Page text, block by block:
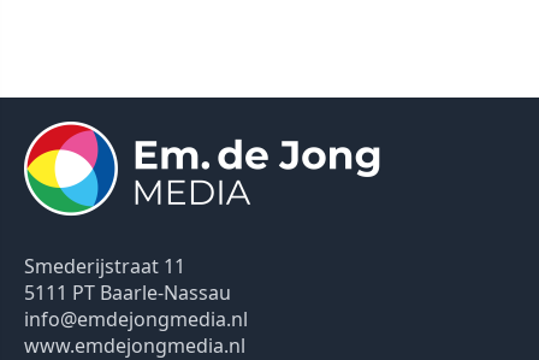
Smederijstraat 11
5111 PT Baarle-Nassau
info@emdejongmedia.nl
www.emdejongmedia.nl